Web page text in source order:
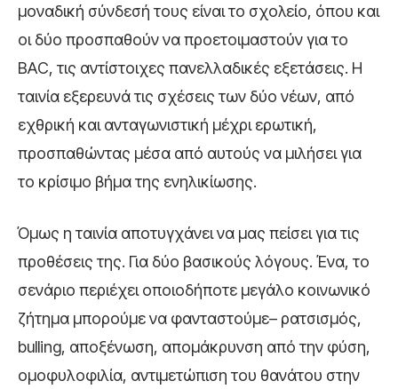
μοναδική σύνδεσή τους είναι το σχολείο, όπου και
οι δύο προσπαθούν να προετοιμαστούν για το
ΒΑC, τις αντίστοιχες πανελλαδικές εξετάσεις. Η
ταινία εξερευνά τις σχέσεις των δύο νέων, από
εχθρική και ανταγωνιστική μέχρι ερωτική,
προσπαθώντας μέσα από αυτούς να μιλήσει για
το κρίσιμο βήμα της ενηλικίωσης.
Όμως η ταινία αποτυγχάνει να μας πείσει για τις
προθέσεις της. Για δύο βασικούς λόγους. Ένα, το
σενάριο περιέχει οποιοδήποτε μεγάλο κοινωνικό
ζήτημα μπορούμε να φανταστούμε– ρατσισμός,
bulling, αποξένωση, απομάκρυνση από την φύση,
ομοφυλοφιλία, αντιμετώπιση του θανάτου στην